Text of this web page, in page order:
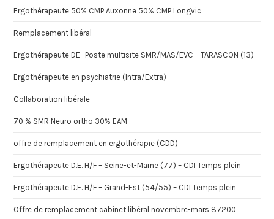
Ergothérapeute 50% CMP Auxonne 50% CMP Longvic
Remplacement libéral
Ergothérapeute DE- Poste multisite SMR/MAS/EVC – TARASCON (13)
Ergothérapeute en psychiatrie (Intra/Extra)
Collaboration libérale
70 % SMR Neuro ortho 30% EAM
offre de remplacement en ergothérapie (CDD)
Ergothérapeute D.E. H/F – Seine-et-Marne (77) – CDI Temps plein
Ergothérapeute D.E. H/F – Grand-Est (54/55) – CDI Temps plein
Offre de remplacement cabinet libéral novembre-mars 87200